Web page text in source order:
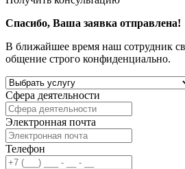
Спасибо, Ваша заявка отправлена!
В ближайшее время наш сотрудник
общение строго конфиденциально.
Сфера деятельности
Электронная почта
Телефон